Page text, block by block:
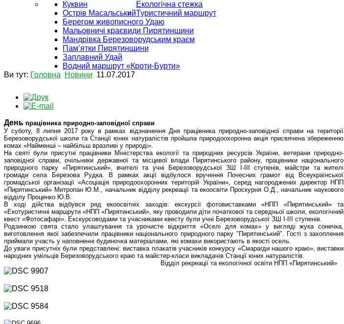
Екологічна стежка
Куквин
Острів МасальськийТуристичний маршрут
Берегом живописного Удаю
Мальовничі краєвиди Пирятинщини
Мандрівка Березоворудським краєм
Пам’ятки Пирятинщини
Заплавний Удай
Водний маршрут «Кроти-Бурти»
Ви тут: Головна Новини 11.07.2017
День працівника природно-заповідної справи
У суботу, 8 липня 2017 року в рамках відзначення Дня працівника природно-заповідної справи на території
Березоворудської школи та Станції юних натуралістів пройшла природоохоронна акція присвячена збереженню
комах «Найменші – найбільш вразливі у природі».
На святі були присутні працівники Міністерства екології та природних ресурсів України, ветерани природно-
заповідної справи, очільники державної та місцевої влади Пирятинського району, працівники національного
природного парку «Пирятинський», вчителі та учні Березоворудської ЗШ І-ІІІ ступенів, майстри та жителі
громади села Березова Рудка. В рамках акції відбулося вручення Почесних грамот від Всеукраїнської
громадської організації «Асоціація природоохоронних територій України», серед нагороджених директор НПП
«Пирятинський» Митропан Ю.М., начальник відділу рекреації та екоосвіти Проскурня О.Д., начальник наукового
відділу Проценко Ю.В.
В ході дійства відбувся ряд екоосвітніх заходів: екскурсії фотовиставками «НПП «Пирятинський» та
«Екотуристичні маршрути «НПП «Пирятинський», яку проводили діти початкової та середньої школи, екологічний
квест «Фотосафарі». Екскурсоводами та учасниками квесту були учні Березоворудської ЗШ І-ІІІ ступенів.
Родзинкою свята стало улаштування та урочисте відкриття «Оселі для комах» у вигляді жука сонечка,
виготовлення якої забезпечили працівники національного природного парку "Пирятинський". Гості з захоплення
приймали участь у наповненні будиночка матеріалами, які комахи використають в якості осель.
До уваги присутніх були представлені: виставка плакатів учасників конкурсу «Смарагди нашого краю», виставки
народних умільців Березоворудського краю та майстер-класи викладачів Станції юних натуралістів.
Відділ рекреації та екологічної освіти НПП «Пирятинський»